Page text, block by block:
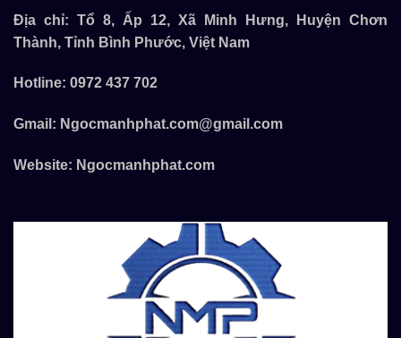
Địa chỉ: Tổ 8, Ấp 12, Xã Minh Hưng, Huyện Chơn
Thành, Tỉnh Bình Phước, Việt Nam
Hotline: 0972 437 702
Gmail: Ngocmanhphat.com@gmail.com
Website: Ngocmanhphat.com